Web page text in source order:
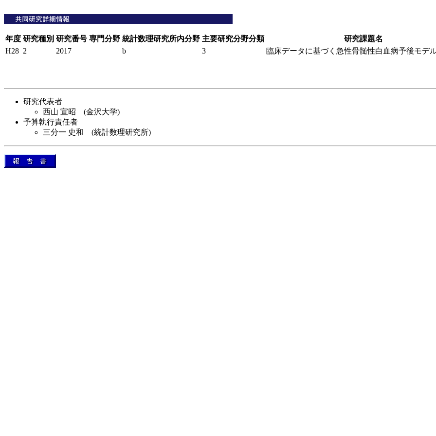
年度 研究種別 研究番号 専門分野 統計数理研究所内分野 主要研究分野分類
研究課題名
H28 2 2017 b 3 臨床データに基づく急性骨髄性白血病予後モデ
研究代表者
西山 宣昭 (金沢大学)
予算執行責任者
三分一 史和 (統計数理研究所)